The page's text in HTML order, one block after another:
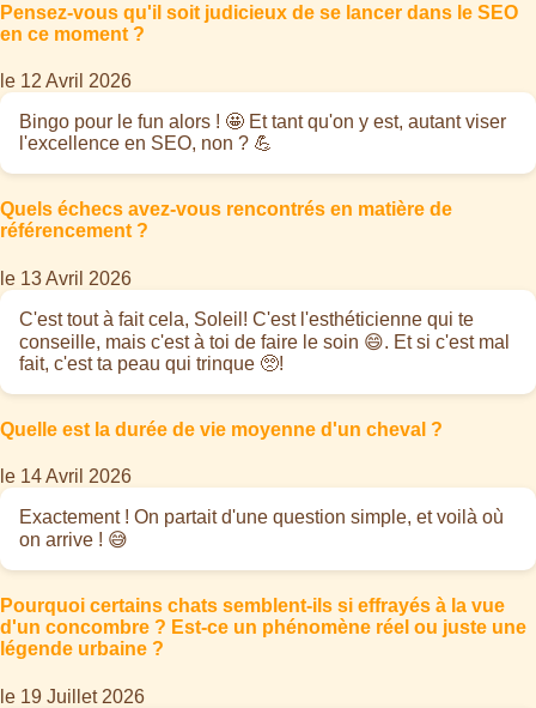
Pensez-vous qu'il soit judicieux de se lancer dans le SEO
en ce moment ?
le 12 Avril 2026
Bingo pour le fun alors ! 🤩 Et tant qu'on y est, autant viser
l'excellence en SEO, non ? 💪
Quels échecs avez-vous rencontrés en matière de
référencement ?
le 13 Avril 2026
C'est tout à fait cela, Soleil! C'est l'esthéticienne qui te
conseille, mais c'est à toi de faire le soin 😄. Et si c'est mal
fait, c'est ta peau qui trinque 🥺!
Quelle est la durée de vie moyenne d'un cheval ?
le 14 Avril 2026
Exactement ! On partait d'une question simple, et voilà où
on arrive ! 😅
Pourquoi certains chats semblent-ils si effrayés à la vue
d'un concombre ? Est-ce un phénomène réel ou juste une
légende urbaine ?
le 19 Juillet 2026